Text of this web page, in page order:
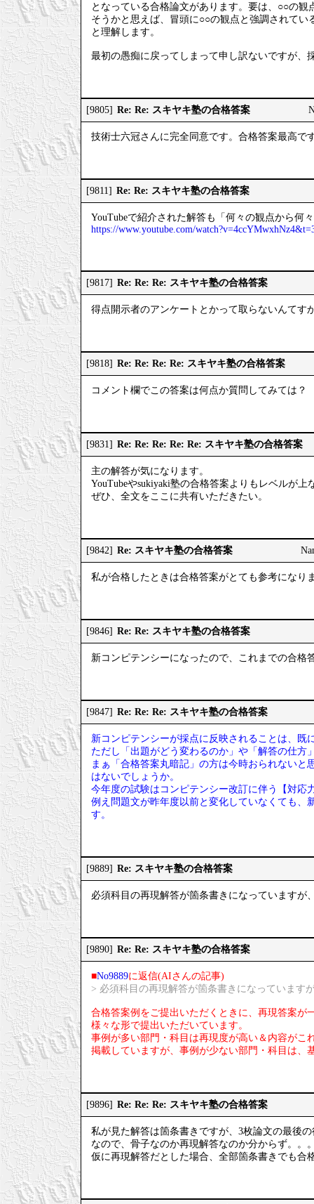
となっている合格論文があります。要は、○○の
そうかと思えば、冒頭に○○の観点と強調されて
と理解します。
最初の愚痴に戻ってしまって申し訳ないですが、
[9805] Re: Re: スキヤキ塾の合格答案
技術士六冠さんに完全同意です。合格答案最高で
[9811] Re: Re: スキヤキ塾の合格答案
YouTubeで紹介された解答も「何々の観点から何
https://www.youtube.com/
[9817] Re: Re: Re: スキヤキ塾の合格答案
得点開示者のアンケートとかって取らないんてす
[9818] Re: Re: Re: Re: スキヤキ塾の合格答案
コメント欄でこの答案は何点か質問してみては？
[9831] Re: Re: Re: Re: Re: スキヤキ塾の合格答案
主の解答が気になります。
YouTubeやsukiyaki塾の合格答案よりもレベルが上
ぜひ、全文をここに共有いただきたい。
[9842] Re: スキヤキ塾の合格答案
私が合格したときは合格答案がとても参考になり
[9846] Re: Re: スキヤキ塾の合格答案
新コンピテンシーになったので、これまでの合
[9847] Re: Re: Re: スキヤキ塾の合格答案
新コンピテンシーが採点に反映されることは、既
ただし「出題がどう変わるのか」や「解答の仕
まぁ「合格答案丸暗記」の方は今時おられない
はないでしょうか。
今年度の試験はコンピテンシー改訂に伴う【対応
例え問題文が昨年度以前と変化していなくても、
す。
[9889] Re: スキヤキ塾の合格答案
必須科目の再現解答が箇条書きになっていますが
[9890] Re: Re: スキヤキ塾の合格答案
■No9889に返信(AIさんの記事)
> 必須科目の再現解答が箇条書きになっています
合格答案例をご提出いただくときに、再現答案が
様々な形で提出いただいています。
事例が多い部門・科目は再現度が高い＆内容がこ
掲載していますが、事例が少ない部門・科目は、
[9896] Re: Re: Re: スキヤキ塾の合格答案
私が見た解答は箇条書きですが、3枚論文の最後
なので、骨子なのか再現解答なのか分からず。。
仮に再現解答だとした場合、全部箇条書きでも合